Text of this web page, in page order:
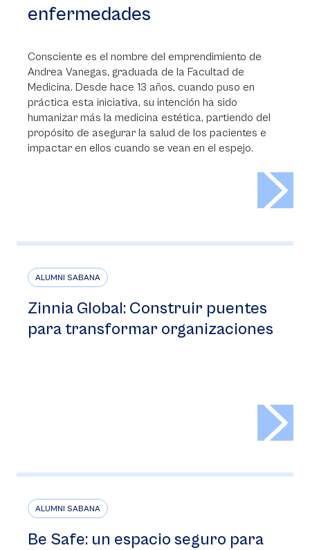
enfermedades
Consciente es el nombre del emprendimiento de
Andrea Vanegas, graduada de la Facultad de
Medicina. Desde hace 13 años, cuando puso en
práctica esta iniciativa, su intención ha sido
humanizar más la medicina estética, partiendo del
propósito de asegurar la salud de los pacientes e
impactar en ellos cuando se vean en el espejo.
ALUMNI SABANA
Zinnia Global: Construir puentes
para transformar organizaciones
ALUMNI SABANA
Be Safe: un espacio seguro para